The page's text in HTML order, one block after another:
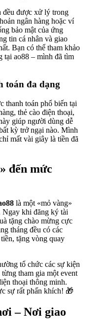
đều được xử lý trong
ngân hàng hoặc ví
bảo mật của ứng
tin cá nhân và giao
Bạn có thể tham khảo
tại ao88 – mình đã tìm
toán đa dạng
thanh toán phổ biến tại
thẻ cào điện thoại,
giúp người dùng dễ
kỳ trở ngại nào. Mình
mất vài giây là tiền đã
đến mức
là một «mỏ vàng»
Ngay khi đăng ký tài
tặng chào mừng cực
tháng đều có các
tặng vòng quay
tổ chức các sự kiện
tham gia một event
thoại thông minh.
sự rất phấn khích! 🎁
– Nơi giao